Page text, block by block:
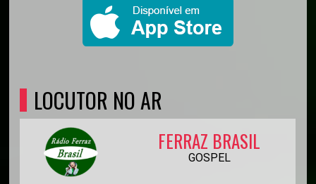
LOCUTOR NO AR
FERRAZ BRASIL
GOSPEL